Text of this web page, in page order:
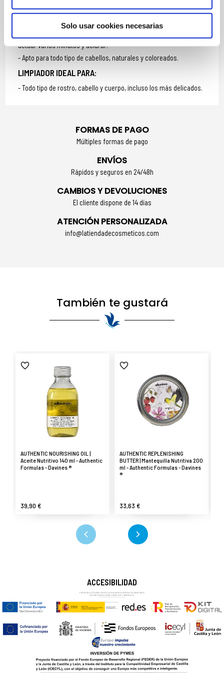
Solo usar cookies necesarias
actuar varios minutos y aclarar.
Apto para todo tipo de cabellos, naturales y coloreados.
LIMPIADOR IDEAL PARA:
Todo tipo de rostro, cabello y cuerpo, incluso los más delicados.
FORMAS DE PAGO
Múltiples formas de pago
ENVÍOS
Rápidos y seguros en 24/48h
CAMBIOS Y DEVOLUCIONES
El cliente dispone de 14 días
ATENCIÓN PERSONALIZADA
info@latiendadecosmeticos.com
También te gustará
AUTHENTIC NOURISHING OIL |
Aceite Nutritivo 140 ml - Authentic
Formulas - Davines ®
39,90 €
AUTHENTIC REPLENISHING
BUTTER | Mantequilla Nutritiva 200
ml - Authentic Formulas - Davines
®
33,63 €
ACCESIBILIDAD